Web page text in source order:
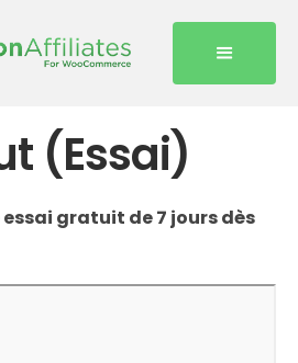
(Essai)
gratuit de 7 jours dès